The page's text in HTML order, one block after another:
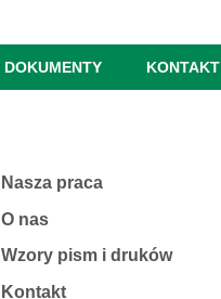
DOKUMENTY KONTAKT
Nasza praca
O nas
Wzory pism i druków
Kontakt